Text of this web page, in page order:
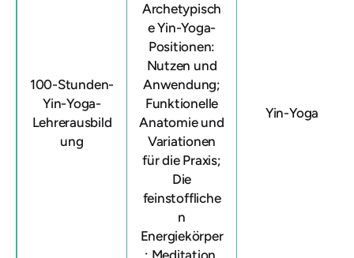
100-Stunden-
Yin-Yoga-
Lehrerausbild
ung
Archetypisch
e Yin-Yoga-
Positionen:
Nutzen und
Anwendung;
Funktionelle
Anatomie und
Variationen
für die Praxis;
Die
feinstoffliche
n
Energiekörper
; Meditation,
Yin-Yoga